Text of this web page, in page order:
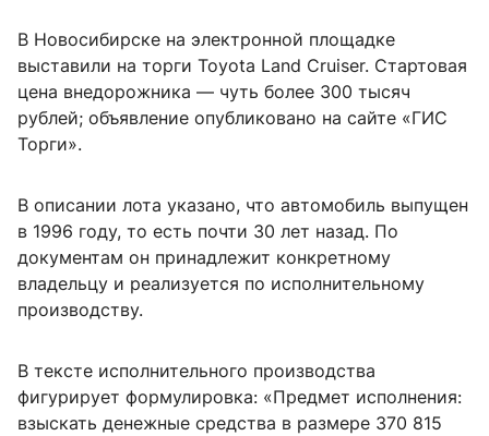
В Новосибирске на электронной площадке
выставили на торги Toyota Land Cruiser. Стартовая
цена внедорожника — чуть более 300 тысяч
рублей; объявление опубликовано на сайте «ГИС
Торги».
В описании лота указано, что автомобиль выпущен
в 1996 году, то есть почти 30 лет назад. По
документам он принадлежит конкретному
владельцу и реализуется по исполнительному
производству.
В тексте исполнительного производства
фигурирует формулировка: «Предмет исполнения:
взыскать денежные средства в размере 370 815